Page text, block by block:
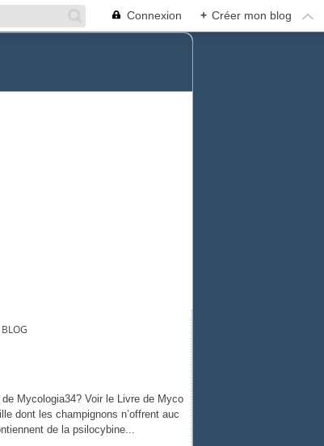
Connexion + Créer mon blog
Mycologia34? Voir le Livre de Myco
dont les champignons n’offrent auc
de la psilocybine...